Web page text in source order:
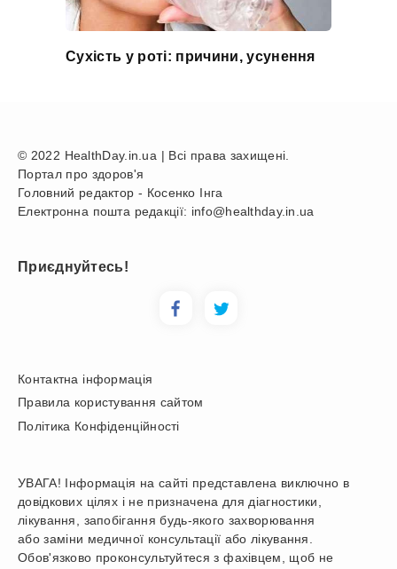
Сухість у роті: причини, усунення
© 2022 HealthDay.in.ua | Всі права захищені.
Портал про здоров'я
Головний редактор - Косенко Інга
Електронна пошта редакції: info@healthday.in.ua
Приєднуйтесь!
Контактна інформація
Правила користування сайтом
Політика Конфіденційності
УВАГА! Інформація на сайті представлена виключно в
довідкових цілях і не призначена для діагностики,
лікування, запобігання будь-якого захворювання
або заміни медичної консультації або лікування.
Обов'язково проконсультуйтеся з фахівцем, щоб не